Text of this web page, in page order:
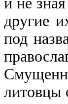
другие
под
литовцы